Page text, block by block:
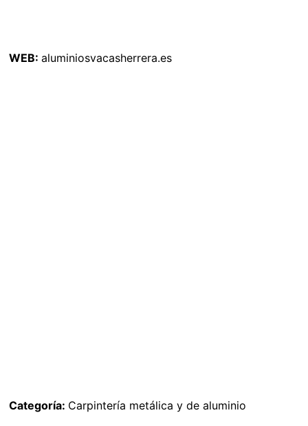
WEB: aluminiosvacasherrera.es
Categoría: Carpintería metálica y de aluminio